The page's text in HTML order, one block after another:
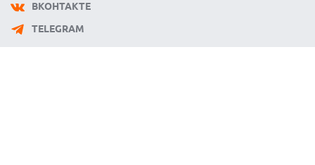
ВКОНТАКТЕ
TELEGRAM